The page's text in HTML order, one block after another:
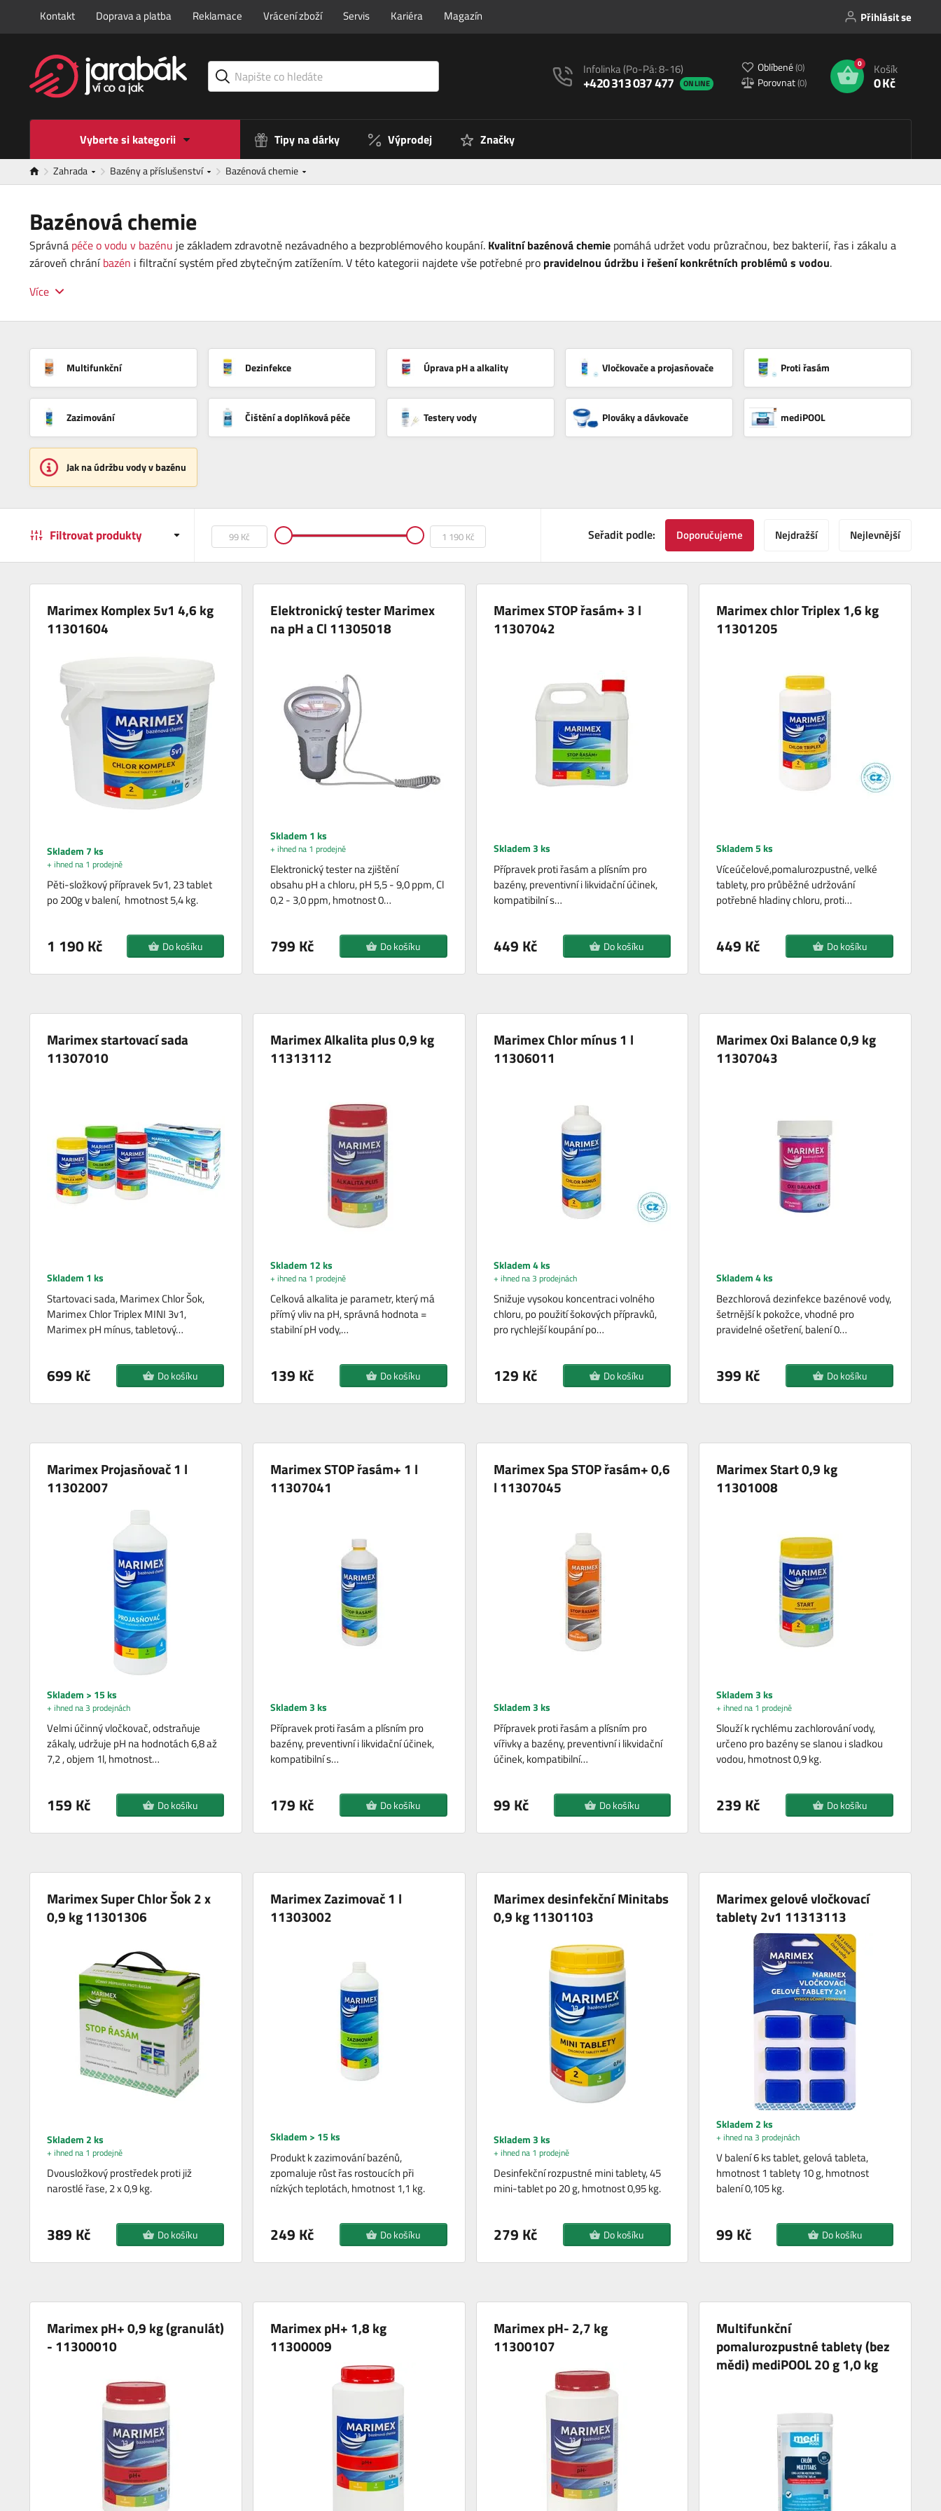
Kontakt Doprava a platba Reklamace Vrácení zboží Servis Kariéra Magazín Přihlásit se
Infolinka(Po-Pá: 8-16)
+420 313 037 477 ONLINE
Oblíbené(0)
Porovnat(0)
0 Košík
0 Kč
Vyberte si kategorii Tipy na dárky Výprodej Značky
Zahrada Bazény a příslušenství Bazénová chemie
Bazénová chemie
Správná péče o vodu v bazénu je základem zdravotně nezávadného a bezproblémového koupání. Kvalitní bazénová chemie pomáhá udržet vodu průzračnou, bez bakterií, řas i zákalu a
zároveň chráníbazén i filtrační systém před zbytečným zatížením. V této kategorii najdete vše potřebné pro pravidelnou údržbu i řešení konkrétních problémů s vodou.
Více
Multifunkční Dezinfekce Úprava pH a alkality Vločkovače a projasňovače Proti řasám
Zazimování Čištění a doplňková péče Testery vody Plováky a dávkovače mediPOOL
Jak na údržbu vody v bazénu
Filtrovat produkty Seřadit podle: Doporučujeme Nejdražší Nejlevnější
Marimex Komplex 5v1 4,6 kg
11301604
Skladem 7 ks
+ ihned na 1 prodejně
Pěti-složkový přípravek 5v1, 23 tablet
po 200g v balení, hmotnost 5,4 kg.
1 190 Kč Do košíku
Elektronický tester Marimex
na pH a Cl 11305018
Skladem 1 ks
+ ihned na 1 prodejně
Elektronický tester na zjištění
obsahu pH a chloru, pH 5,5 - 9,0 ppm, Cl
0,2 - 3,0 ppm, hmotnost 0…
799 Kč Do košíku
Marimex STOP řasám+ 3 l
11307042
Skladem 3 ks
Přípravek proti řasám a plísním pro
bazény, preventivní i likvidační účinek,
kompatibilní s…
449 Kč Do košíku
Marimex chlor Triplex 1,6 kg
11301205
Skladem 5 ks
Víceúčelové,pomalurozpustné, velké
tablety, pro průběžné udržování
potřebné hladiny chloru, proti…
449 Kč Do košíku
Marimex startovací sada
11307010
Skladem 1 ks
Startovaci sada, Marimex Chlor Šok,
Marimex Chlor Triplex MINI 3v1,
Marimex pH mínus, tabletový…
699 Kč Do košíku
Marimex Alkalita plus 0,9 kg
11313112
Skladem 12 ks
+ ihned na 1 prodejně
Celková alkalita je parametr, který má
přímý vliv na pH, správná hodnota =
stabilní pH vody,…
139 Kč Do košíku
Marimex Chlor mínus 1 l
11306011
Skladem 4 ks
+ ihned na 3 prodejnách
Snižuje vysokou koncentraci volného
chloru, po použití šokových přípravků,
pro rychlejší koupání po…
129 Kč Do košíku
Marimex Oxi Balance 0,9 kg
11307043
Skladem 4 ks
Bezchlorová dezinfekce bazénové vody,
šetrnější k pokožce, vhodné pro
pravidelné ošetření, balení 0…
399 Kč Do košíku
Marimex Projasňovač 1 l
11302007
Skladem > 15 ks
+ ihned na 3 prodejnách
Velmi účinný vločkovač, odstraňuje
zákaly, udržuje pH na hodnotách 6,8 až
7,2 , objem 1l, hmotnost…
159 Kč Do košíku
Marimex STOP řasám+ 1 l
11307041
Skladem 3 ks
Přípravek proti řasám a plísním pro
bazény, preventivní i likvidační účinek,
kompatibilní s…
179 Kč Do košíku
Marimex Spa STOP řasám+ 0,6
l 11307045
Skladem 3 ks
Přípravek proti řasám a plísním pro
vířivky a bazény, preventivní i likvidační
účinek, kompatibilní…
99 Kč Do košíku
Marimex Start 0,9 kg
11301008
Skladem 3 ks
+ ihned na 1 prodejně
Slouží k rychlému zachlorování vody,
určeno pro bazény se slanou i sladkou
vodou, hmotnost 0,9 kg.
239 Kč Do košíku
Marimex Super Chlor Šok 2 x
0,9 kg 11301306
Skladem 2 ks
+ ihned na 1 prodejně
Dvousložkový prostředek proti již
narostlé řase, 2 x 0,9 kg.
389 Kč Do košíku
Marimex Zazimovač 1 l
11303002
Skladem > 15 ks
Produkt k zazimování bazénů,
zpomaluje růst řas rostoucích při
nízkých teplotách, hmotnost 1,1 kg.
249 Kč Do košíku
Marimex desinfekční Minitabs
0,9 kg 11301103
Skladem 3 ks
+ ihned na 1 prodejně
Desinfekční rozpustné mini tablety, 45
mini-tablet po 20 g, hmotnost 0,95 kg.
279 Kč Do košíku
Marimex gelové vločkovací
tablety 2v1 11313113
Skladem 2 ks
+ ihned na 3 prodejnách
V balení 6 ks tablet, gelová tableta,
hmotnost 1 tablety 10 g, hmotnost
balení 0,105 kg.
99 Kč Do košíku
Marimex pH+ 0,9 kg (granulát)
- 11300010
Marimex pH+ 1,8 kg
11300009
Marimex pH- 2,7 kg
11300107
Multifunkční
pomalurozpustné tablety (bez
mědi) mediPOOL 20 g 1,0 kg